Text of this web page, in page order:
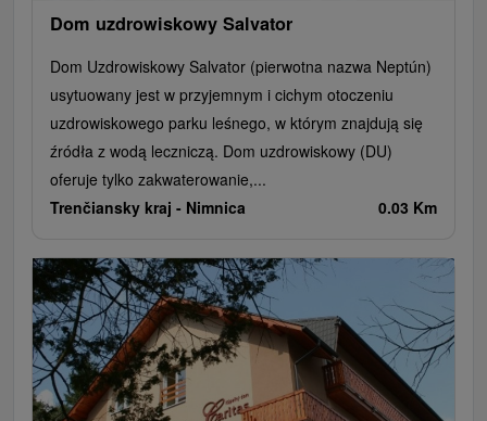
Dom uzdrowiskowy Salvator
Dom Uzdrowiskowy Salvator (pierwotna nazwa Neptún)
usytuowany jest w przyjemnym i cichym otoczeniu
uzdrowiskowego parku leśnego, w którym znajdują się
źródła z wodą leczniczą. Dom uzdrowiskowy (DU)
oferuje tylko zakwaterowanie,...
Trenčiansky kraj - Nimnica 0.03 Km